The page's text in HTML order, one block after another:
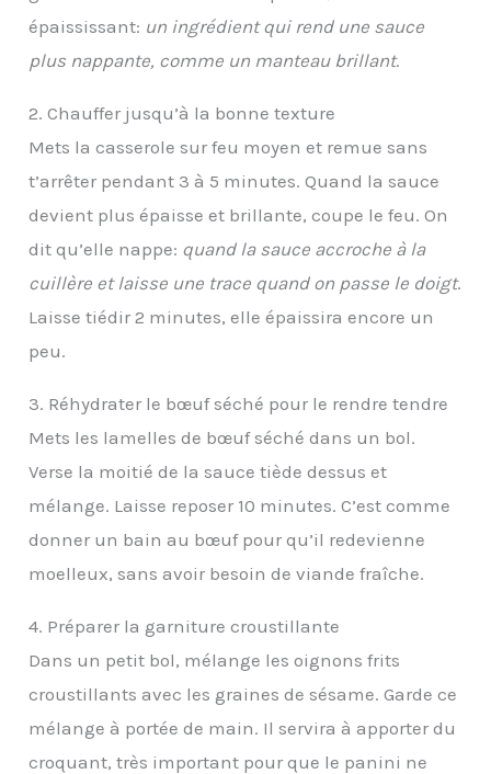
épaississant: un ingrédient qui rend une sauce
plus nappante, comme un manteau brillant.
2. Chauffer jusqu’à la bonne texture
Mets la casserole sur feu moyen et remue sans
t’arrêter pendant 3 à 5 minutes. Quand la sauce
devient plus épaisse et brillante, coupe le feu. On
dit qu’elle nappe: quand la sauce accroche à la
cuillère et laisse une trace quand on passe le doigt.
Laisse tiédir 2 minutes, elle épaissira encore un
peu.
3. Réhydrater le bœuf séché pour le rendre tendre
Mets les lamelles de bœuf séché dans un bol.
Verse la moitié de la sauce tiède dessus et
mélange. Laisse reposer 10 minutes. C’est comme
donner un bain au bœuf pour qu’il redevienne
moelleux, sans avoir besoin de viande fraîche.
4. Préparer la garniture croustillante
Dans un petit bol, mélange les oignons frits
croustillants avec les graines de sésame. Garde ce
mélange à portée de main. Il servira à apporter du
croquant, très important pour que le panini ne